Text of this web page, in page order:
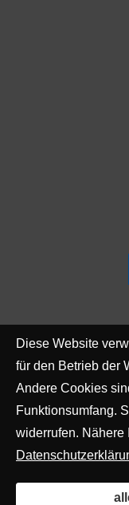
Diese Website
für den Betrieb der
Andere Cookies
Funktionsumfang.
widerrufen. Nähere